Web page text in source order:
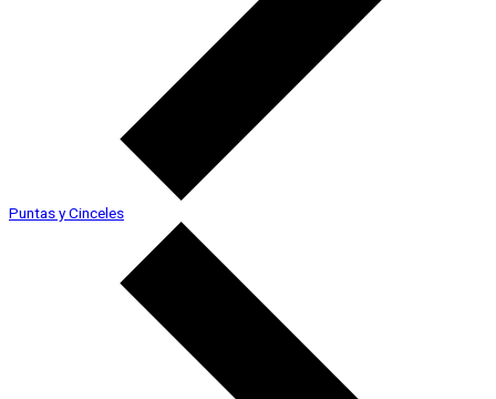
Puntas y Cinceles